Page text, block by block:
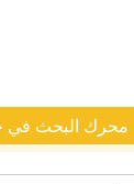
محرك البحث في